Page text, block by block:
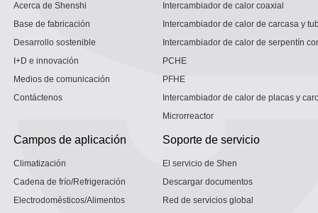
Acerca de Shenshi
Base de fabricación
Desarrollo sostenible
I+D e innovación
Medios de comunicación
Contáctenos
Intercambiador de calor coaxial
Intercambiador de calor de carcasa y
Intercambiador de calor de serpentín
PCHE
PFHE
Intercambiador de calor de placas y
Microrreactor
Campos de aplicación
Climatización
Cadena de frío/Refrigeración
Electrodomésticos/Alimentos
Soporte de servicio
El servicio de Shen
Descargar documentos
Red de servicios global